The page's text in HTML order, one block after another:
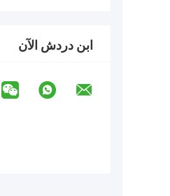
ابن دردش الآن